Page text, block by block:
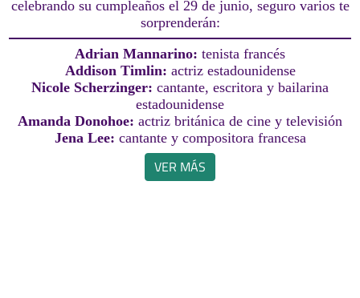
celebrando su cumpleaños el 29 de junio, seguro varios te
sorprenderán:
Adrian Mannarino: tenista francés
Addison Timlin: actriz estadounidense
Nicole Scherzinger: cantante, escritora y bailarina
estadounidense
Amanda Donohoe: actriz británica de cine y televisión
Jena Lee: cantante y compositora francesa
VER MÁS